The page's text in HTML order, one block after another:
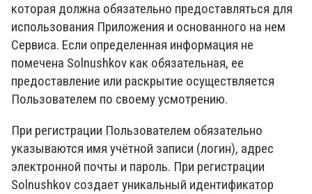
которая должна обязательно предоставляться для
использования Приложения и основанного на нем
Сервиса. Если определенная информация не
помечена Solnushkov как обязательная, ее
предоставление или раскрытие осуществляется
Пользователем по своему усмотрению.
При регистрации Пользователем обязательно
указываются имя учётной записи (логин), адрес
электронной почты и пароль. При регистрации
Solnushkov создает уникальный идентификатор